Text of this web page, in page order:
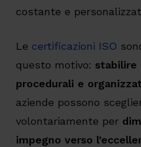
costante e
Le certificazioni ISO
questo motivo: stabilire
procedurali e
aziende possono
volontariamente per
impegno verso